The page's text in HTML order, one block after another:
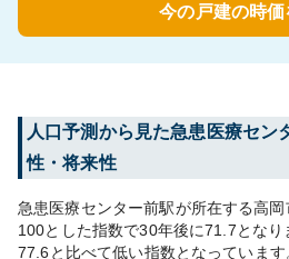
今の戸建の時価
人口予測から見た急患医療セン
性・将来性
急患医療センター前駅が所在する高岡
100とした指数で30年後に71.7となり
77.6 と比べて低い指数となっています